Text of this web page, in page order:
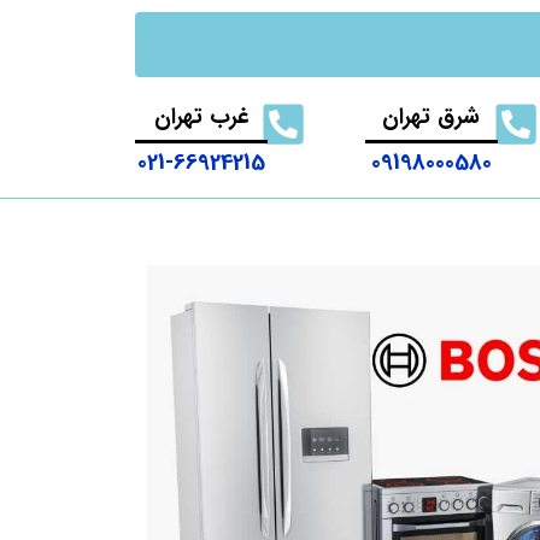
شرق تهران
09198000580
غرب تهران
021-66924215